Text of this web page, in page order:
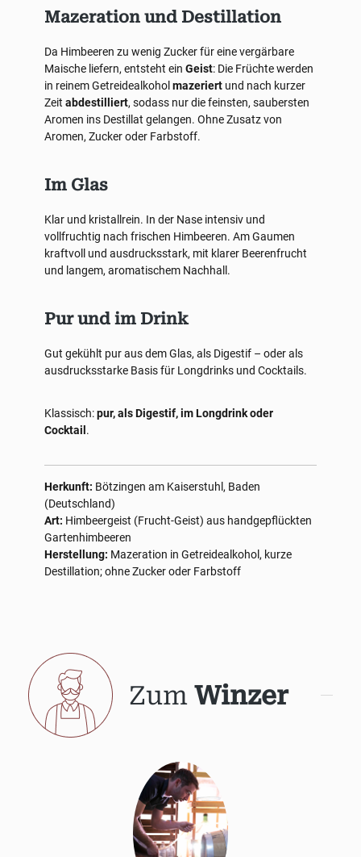
Mazeration und Destillation
Da Himbeeren zu wenig Zucker für eine vergärbare
Maische liefern, entsteht ein Geist: Die Früchte werden
in reinem Getreidealkohol mazeriert und nach kurzer
Zeit abdestilliert, sodass nur die feinsten, saubersten
Aromen ins Destillat gelangen. Ohne Zusatz von
Aromen, Zucker oder Farbstoff.
Im Glas
Klar und kristallrein. In der Nase intensiv und
vollfruchtig nach frischen Himbeeren. Am Gaumen
kraftvoll und ausdrucksstark, mit klarer Beerenfrucht
und langem, aromatischem Nachhall.
Pur und im Drink
Gut gekühlt pur aus dem Glas, als Digestif – oder als
ausdrucksstarke Basis für Longdrinks und Cocktails.
Klassisch:pur, als Digestif, im Longdrink oder
Cocktail .
Herkunft: Bötzingen am Kaiserstuhl, Baden
(Deutschland)
Art: Himbeergeist (Frucht-Geist) aus handgepflückten
Gartenhimbeeren
Herstellung: Mazeration in Getreidealkohol, kurze
Destillation; ohne Zucker oder Farbstoff
Zum Winzer